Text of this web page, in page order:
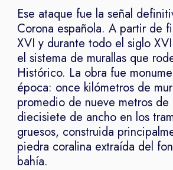
Ese ataque fue la señal
Corona española. A partir de
XVI y durante todo el siglo
el sistema de murallas que
Histórico. La obra fue
época: once kilómetros de
promedio de nueve metros de
diecisiete de ancho en los
gruesos, construida
piedra coralina extraída del
bahía.